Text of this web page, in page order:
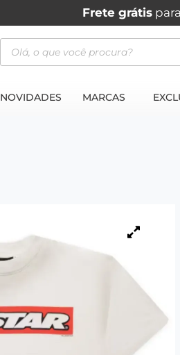
Frete grátis
NOVIDADES MARCAS